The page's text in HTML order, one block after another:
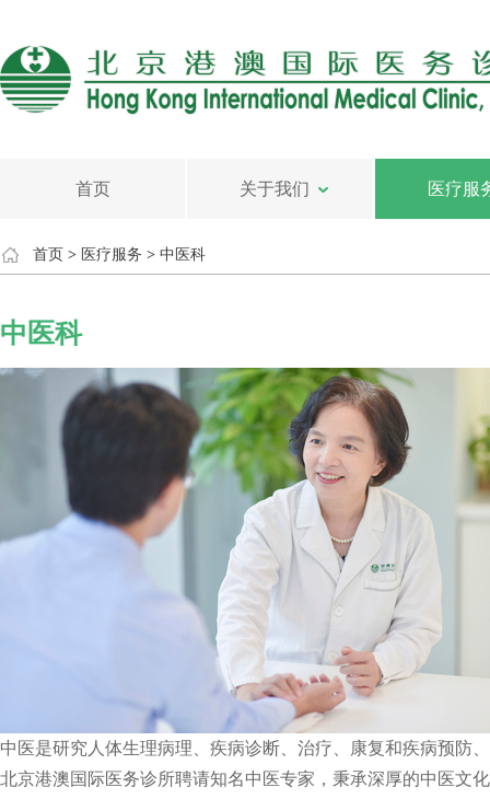
首页 关于我们 医疗服
首页 > 医疗服务 > 中医科
中医科
中医是研究人体生理病理、疾病诊断、治疗、康复和疾病预防
北京港澳国际医务诊所聘请知名中医专家，秉承深厚的中医文